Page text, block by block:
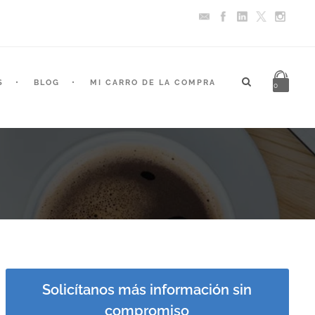
BLOG MI CARRO DE LA COMPRA 0
Solicítanos más información sin
compromiso